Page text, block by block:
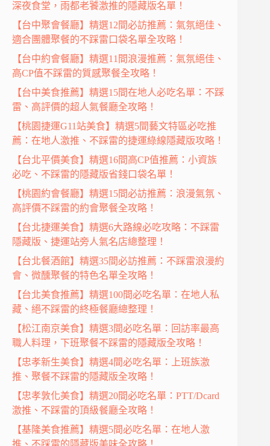
深夜食堂，雨都老饕激推的隱藏版名單！
【台中聚會餐廳】精選12間必訪推薦：氣氛絕佳、
適合團體聚餐的不踩雷口袋名單全攻略！
【台中約會餐廳】精選11間浪漫推薦：氣氛絕佳、
高CP值不踩雷的質感聚餐全攻略！
【台中美食推薦】精選15間在地人必吃名單：不踩
雷、高評價的超人氣餐廳全攻略！
【桃園捷運G11站美食】精選5間藝文特區必吃推
薦：在地人激推、不踩雷的捷運綠線隱藏版攻略！
【台北平價美食】精選16間高CP值推薦：小資族
必吃、不踩雷的隱藏版省錢口袋名單！
【桃園約會餐廳】精選15間必訪推薦：浪漫氣氛、
高評價不踩雷的約會聚餐全攻略！
【台北捷運美食】精選6大路線必吃攻略：不踩雷
隱藏版、捷運站旁人氣名店總整理！
【台北餐酒館】精選35間必訪推薦：不踩雷浪漫約
會、微醺聚餐的特色名單全攻略！
【台北美食推薦】精選100間必吃名單：在地人私
藏、絕不踩雷的終極餐廳總整理！
【松江南京美食】精選3間必吃名單：回訪率最高
職人料理，下班聚餐不踩雷的隱藏版全攻略！
【忠孝新生美食】精選4間必吃名單：上班族激
推、聚餐不踩雷的隱藏版全攻略！
【忠孝敦化美食】精選20間必吃名單：PTT/Dcard
激推、不踩雷的頂級餐廳全攻略！
【基隆美食推薦】精選5間必吃名單：在地人激
推、不踩雷的隱藏版美味全攻略！